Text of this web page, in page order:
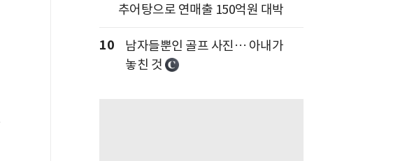
추어탕으로 연매출 150억원 대박
10
남자들뿐인 골프 사진… 아내가
놓친 것